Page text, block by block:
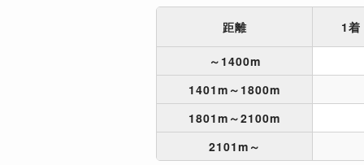
距離 1着
～1400m
1401m～1800m
1801m～2100m
2101m～